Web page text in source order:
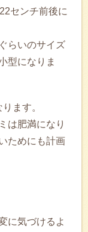
センチ前後に
らいのサイズ
型になりま
ます。
は肥満になり
ためにも計画
に気づけるよ